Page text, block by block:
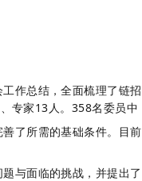
作总结，全面梳理了链
专家13人。 358名委员中
了所需的基础条件。目
与面临的挑战，并提出